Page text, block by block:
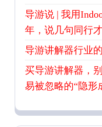
导游说 | 我用
年，说几句同行
导游讲解器行业
买导游讲解器，
易被忽略的“隐形